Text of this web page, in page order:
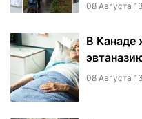
08 Августа
В Канаде
08 Августа